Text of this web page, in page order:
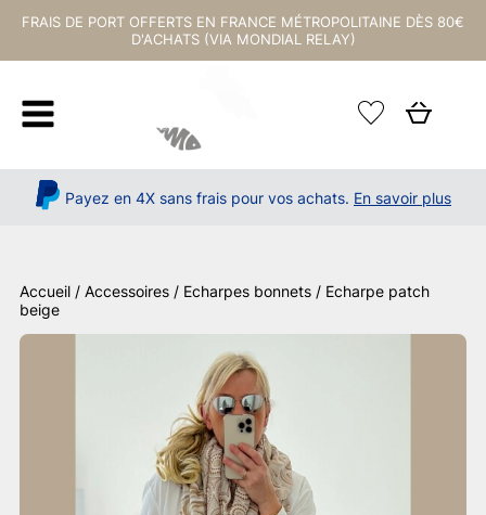
FRAIS DE PORT OFFERTS EN FRANCE MÉTROPOLITAINE DÈS 80€
D'ACHATS (VIA MONDIAL RELAY)
Payez en 4X sans frais pour vos achats. En savoir plus
Accueil / Accessoires / Echarpes bonnets / Echarpe patch
beige